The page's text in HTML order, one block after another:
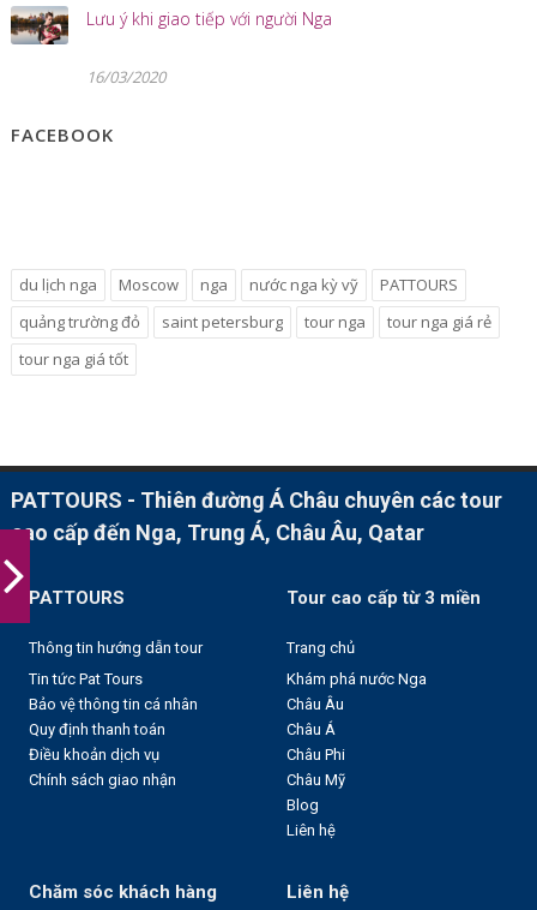
Lưu ý khi giao tiếp với người Nga
16/03/2020
FACEBOOK
du lịch nga Moscow nga nước nga kỳ vỹ
PATTOURS
quảng trường đỏ
saint petersburg tour nga
tour nga giá rẻ
tour nga giá tốt
PATTOURS - Thiên đường Á Châu chuyên các tour
cao cấp đến Nga, Trung Á, Châu Âu, Qatar
PATTOURS
Thông tin hướng dẫn tour
Tin tức Pat Tours
Bảo vệ thông tin cá nhân
Quy định thanh toán
Điều khoản dịch vụ
Chính sách giao nhận
Tour cao cấp từ 3 miền
Trang chủ
Khám phá nước Nga
Châu Âu
Châu Á
Châu Phi
Châu Mỹ
Blog
Liên hệ
Chăm sóc khách hàng Liên hệ